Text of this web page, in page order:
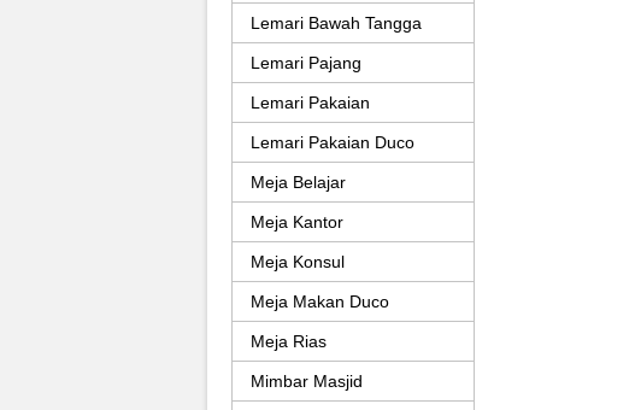
Lemari Bawah Tangga
Lemari Pajang
Lemari Pakaian
Lemari Pakaian Duco
Meja Belajar
Meja Kantor
Meja Konsul
Meja Makan Duco
Meja Rias
Mimbar Masjid